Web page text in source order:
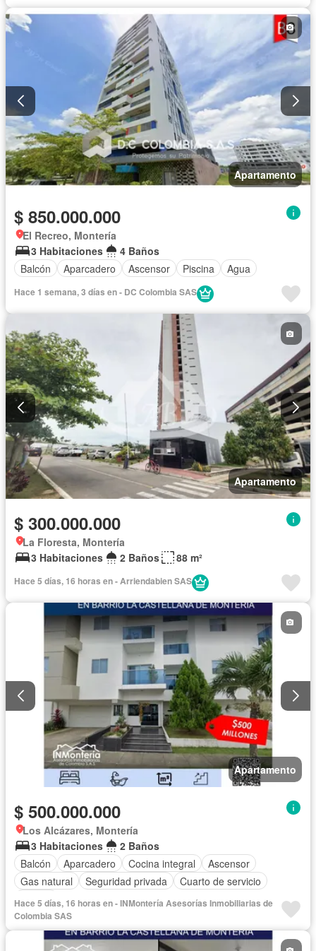
Apartamento
$ 850.000.000
El Recreo, Montería
3 Habitaciones
4 Baños
Balcón
Aparcadero Ascensor Piscina Agua
Hace 1 semana, 3 días en - DC Colombia SAS
Apartamento
$ 300.000.000
La Floresta, Montería
3 Habitaciones
2 Baños 88 m²
Hace 5 días, 16 horas en - Arriendabien SAS
Apartamento
$ 500.000.000
Los Alcázares, Montería
3 Habitaciones
2 Baños
Balcón
Aparcadero Cocina integral
Ascensor
Gas natural
Seguridad privada
Cuarto de servicio
Piscina
Hace 5 días, 16 horas en - INMontería Asesorías Inmobiliarias de
Colombia SAS